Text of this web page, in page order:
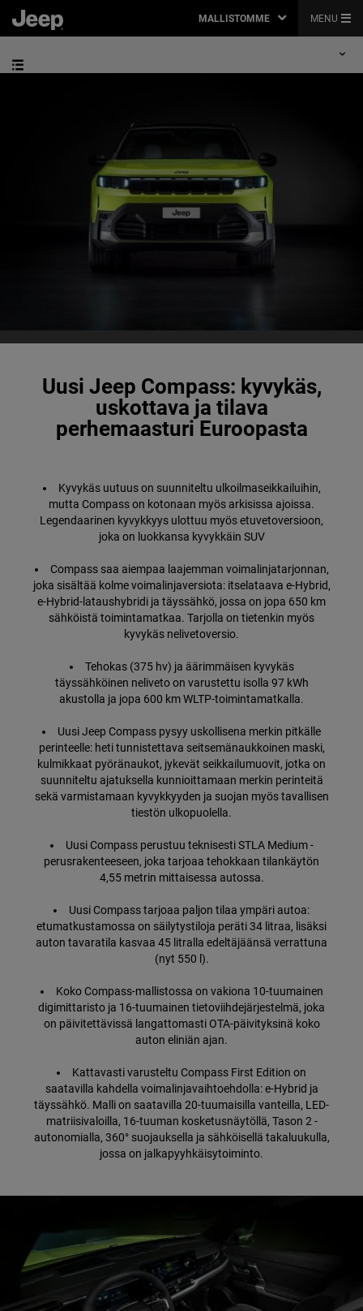
MALLISTOMME MENU
Uusi Jeep Compass: kyvykäs,
uskottava ja tilava
perhemaasturi Euroopasta
Kyvykäs uutuus on suunniteltu ulkoilmaseikkailuihin,
mutta Compass on kotonaan myös arkisissa ajoissa.
Legendaarinen kyvykkyys ulottuu myös etuvetoversioon,
joka on luokkansa kyvykkäin SUV
Compass saa aiempaa laajemman voimalinjatarjonnan,
joka sisältää kolme voimalinjaversiota: itselataava e-Hybrid,
e-Hybrid-lataushybridi ja täyssähkö, jossa on jopa 650 km
sähköistä toimintamatkaa. Tarjolla on tietenkin myös
kyvykäs nelivetoversio.
Tehokas (375 hv) ja äärimmäisen kyvykäs
täyssähköinen neliveto on varustettu isolla 97 kWh
akustolla ja jopa 600 km WLTP-toimintamatkalla.
Uusi Jeep Compass pysyy uskollisena merkin pitkälle
perinteelle: heti tunnistettava seitsemänaukkoinen maski,
kulmikkaat pyöränaukot, jykevät seikkailumuovit, jotka on
suunniteltu ajatuksella kunnioittamaan merkin perinteitä
sekä varmistamaan kyvykkyyden ja suojan myös tavallisen
tiestön ulkopuolella.
Uusi Compass perustuu teknisesti STLA Medium -
perusrakenteeseen, joka tarjoaa tehokkaan tilankäytön
4,55 metrin mittaisessa autossa.
Uusi Compass tarjoaa paljon tilaa ympäri autoa:
etumatkustamossa on säilytystiloja peräti 34 litraa, lisäksi
auton tavaratila kasvaa 45 litralla edeltäjäänsä verrattuna
(nyt 550 l).
Koko Compass-mallistossa on vakiona 10-tuumainen
digimittaristo ja 16-tuumainen tietoviihdejärjestelmä, joka
on päivitettävissä langattomasti OTA-päivityksinä koko
auton eliniän ajan.
Kattavasti varusteltu Compass First Edition on
saatavilla kahdella voimalinjavaihtoehdolla: e-Hybrid ja
täyssähkö. Malli on saatavilla 20-tuumaisilla vanteilla, LED-
matriisivaloilla, 16-tuuman kosketusnäytöllä, Tason 2 -
autonomialla, 360° suojauksella ja sähköisellä takaluukulla,
jossa on jalkapyyhkäisytoiminto.